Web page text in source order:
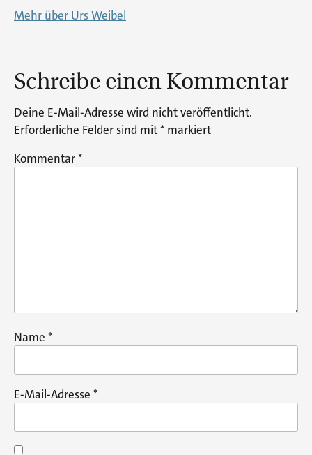
Mehr über Urs Weibel
Schreibe einen Kommentar
Deine E-Mail-Adresse wird nicht veröffentlicht.
Erforderliche Felder sind mit* markiert
Kommentar*
Name *
E-Mail-Adresse *